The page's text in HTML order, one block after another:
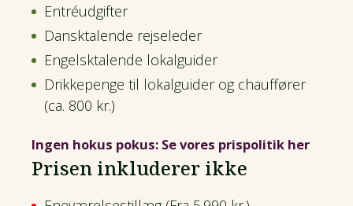
Entréudgifter
Dansktalende rejseleder
Engelsktalende lokalguider
Drikkepenge til lokalguider og chauffører
(ca. 800 kr.)
Ingen hokus pokus: Se vores prispolitik her
Prisen inkluderer ikke